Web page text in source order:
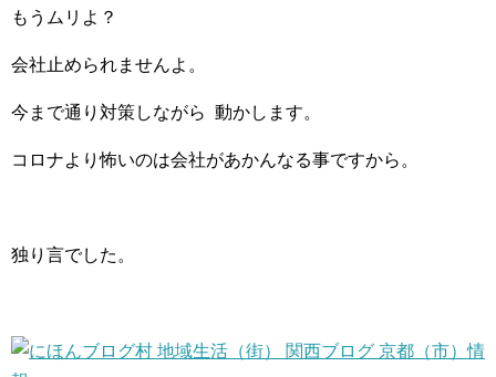
もうムリよ？
会社止められませんよ。
今まで通り対策しながら 動かします。
コロナより怖いのは会社があかんなる事ですから。
独り言でした。